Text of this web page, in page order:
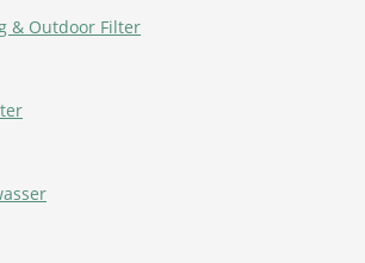
& Outdoor Filter